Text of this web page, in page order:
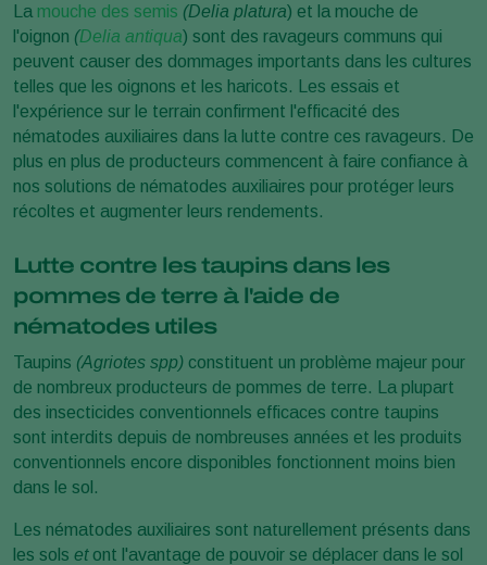
La mouche des semis (Delia platura) et la mouche de
l'oignon (Delia antiqua) sont des ravageurs communs qui
peuvent causer des dommages importants dans les cultures
telles que les oignons et les haricots. Les essais et
l'expérience sur le terrain confirment l'efficacité des
nématodes auxiliaires dans la lutte contre ces ravageurs. De
plus en plus de producteurs commencent à faire confiance à
nos solutions de nématodes auxiliaires pour protéger leurs
récoltes et augmenter leurs rendements.
Lutte contre les taupins dans les
pommes de terre à l'aide de
nématodes utiles
Taupins (Agriotes spp) constituent un problème majeur pour
de nombreux producteurs de pommes de terre. La plupart
des insecticides conventionnels efficaces contre taupins
sont interdits depuis de nombreuses années et les produits
conventionnels encore disponibles fonctionnent moins bien
dans le sol.
Les nématodes auxiliaires sont naturellement présents dans
les sols etont l'avantage de pouvoir se déplacer dans le sol